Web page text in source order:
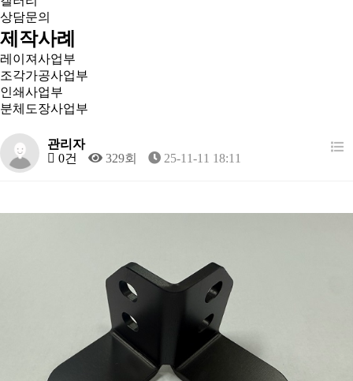
상담문의
제작사례
레이져사업부
조각가공사업부
인쇄사업부
분체도장사업부
관리자
0건
329회 25-11-11 18:11